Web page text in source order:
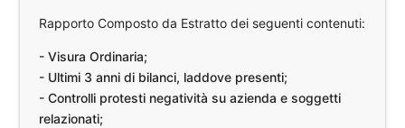
Rapporto Composto da Estratto dei seguenti contenuti:
- Visura Ordinaria;
- Ultimi 3 anni di bilanci, laddove presenti;
- Controlli protesti negatività su azienda e soggetti
relazionati;